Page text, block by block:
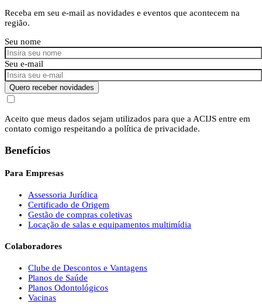
Receba em seu e-mail as novidades e eventos que acontecem na
região.
Seu nome
Seu e-mail
Quero receber novidades
Aceito que meus dados sejam utilizados para que a ACIJS entre em
contato comigo respeitando a política de privacidade.
Benefícios
Para Empresas
Assessoria Jurídica
Certificado de Origem
Gestão de compras coletivas
Locação de salas e equipamentos multimídia
Colaboradores
Clube de Descontos e Vantagens
Planos de Saúde
Planos Odontológicos
Vacinas